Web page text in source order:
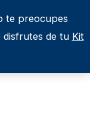
te preocupes
disfrutes de tu Kit